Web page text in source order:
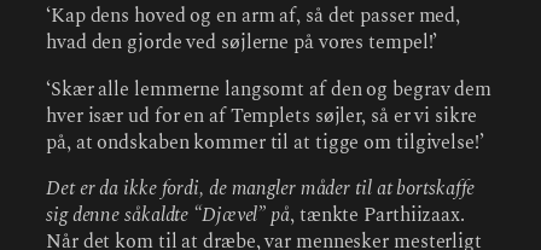
‘Kap dens hoved og en arm af, så det passer med,
hvad den gjorde ved søjlerne på vores tempel!’
‘Skær alle lemmerne langsomt af den og begrav dem
hver især ud for en af Templets søjler, så er vi sikre
på, at ondskaben kommer til at tigge om tilgivelse!’
Det er da ikke fordi, de mangler måder til at bortskaffe
sig denne såkaldte “Djævel” på,tænkte Parthiizaax.
Når det kom til at dræbe, var mennesker mesterligt